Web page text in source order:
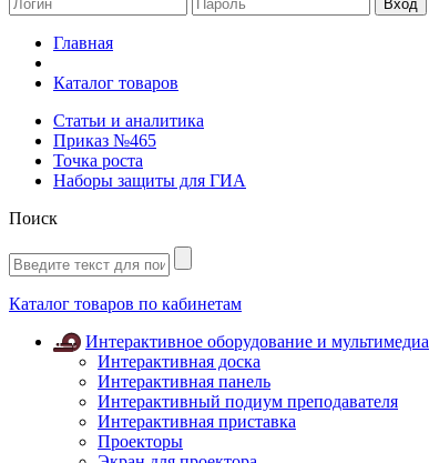
Главная
Каталог товаров
Статьи и аналитика
Приказ №465
Точка роста
Наборы защиты для ГИА
Поиск
Каталог товаров по кабинетам
Интерактивное оборудование и мультимедиа
Интерактивная доска
Интерактивная панель
Интерактивный подиум преподавателя
Интерактивная приставка
Проекторы